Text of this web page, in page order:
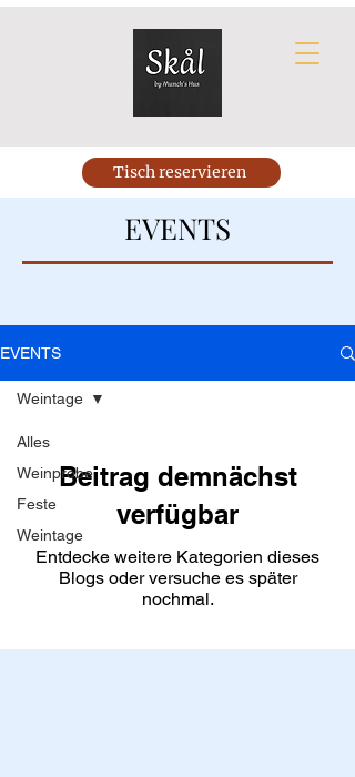
Tisch reservieren
EVENTS
EVENTS
Alles
Weinprobe
Feste
Weintage
Weintage
Beitrag demnächst
verfügbar
Entdecke weitere Kategorien dieses
Blogs oder versuche es später
nochmal.